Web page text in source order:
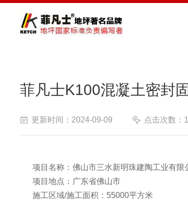
菲凡士2
菲凡士K100混凝土密封
更新时间：2024-09-09 点击次数：
项目名称：佛山市三水新明珠建陶工业有限
项目地点：广东省佛山市
施工区域/施工面积：55000平方米